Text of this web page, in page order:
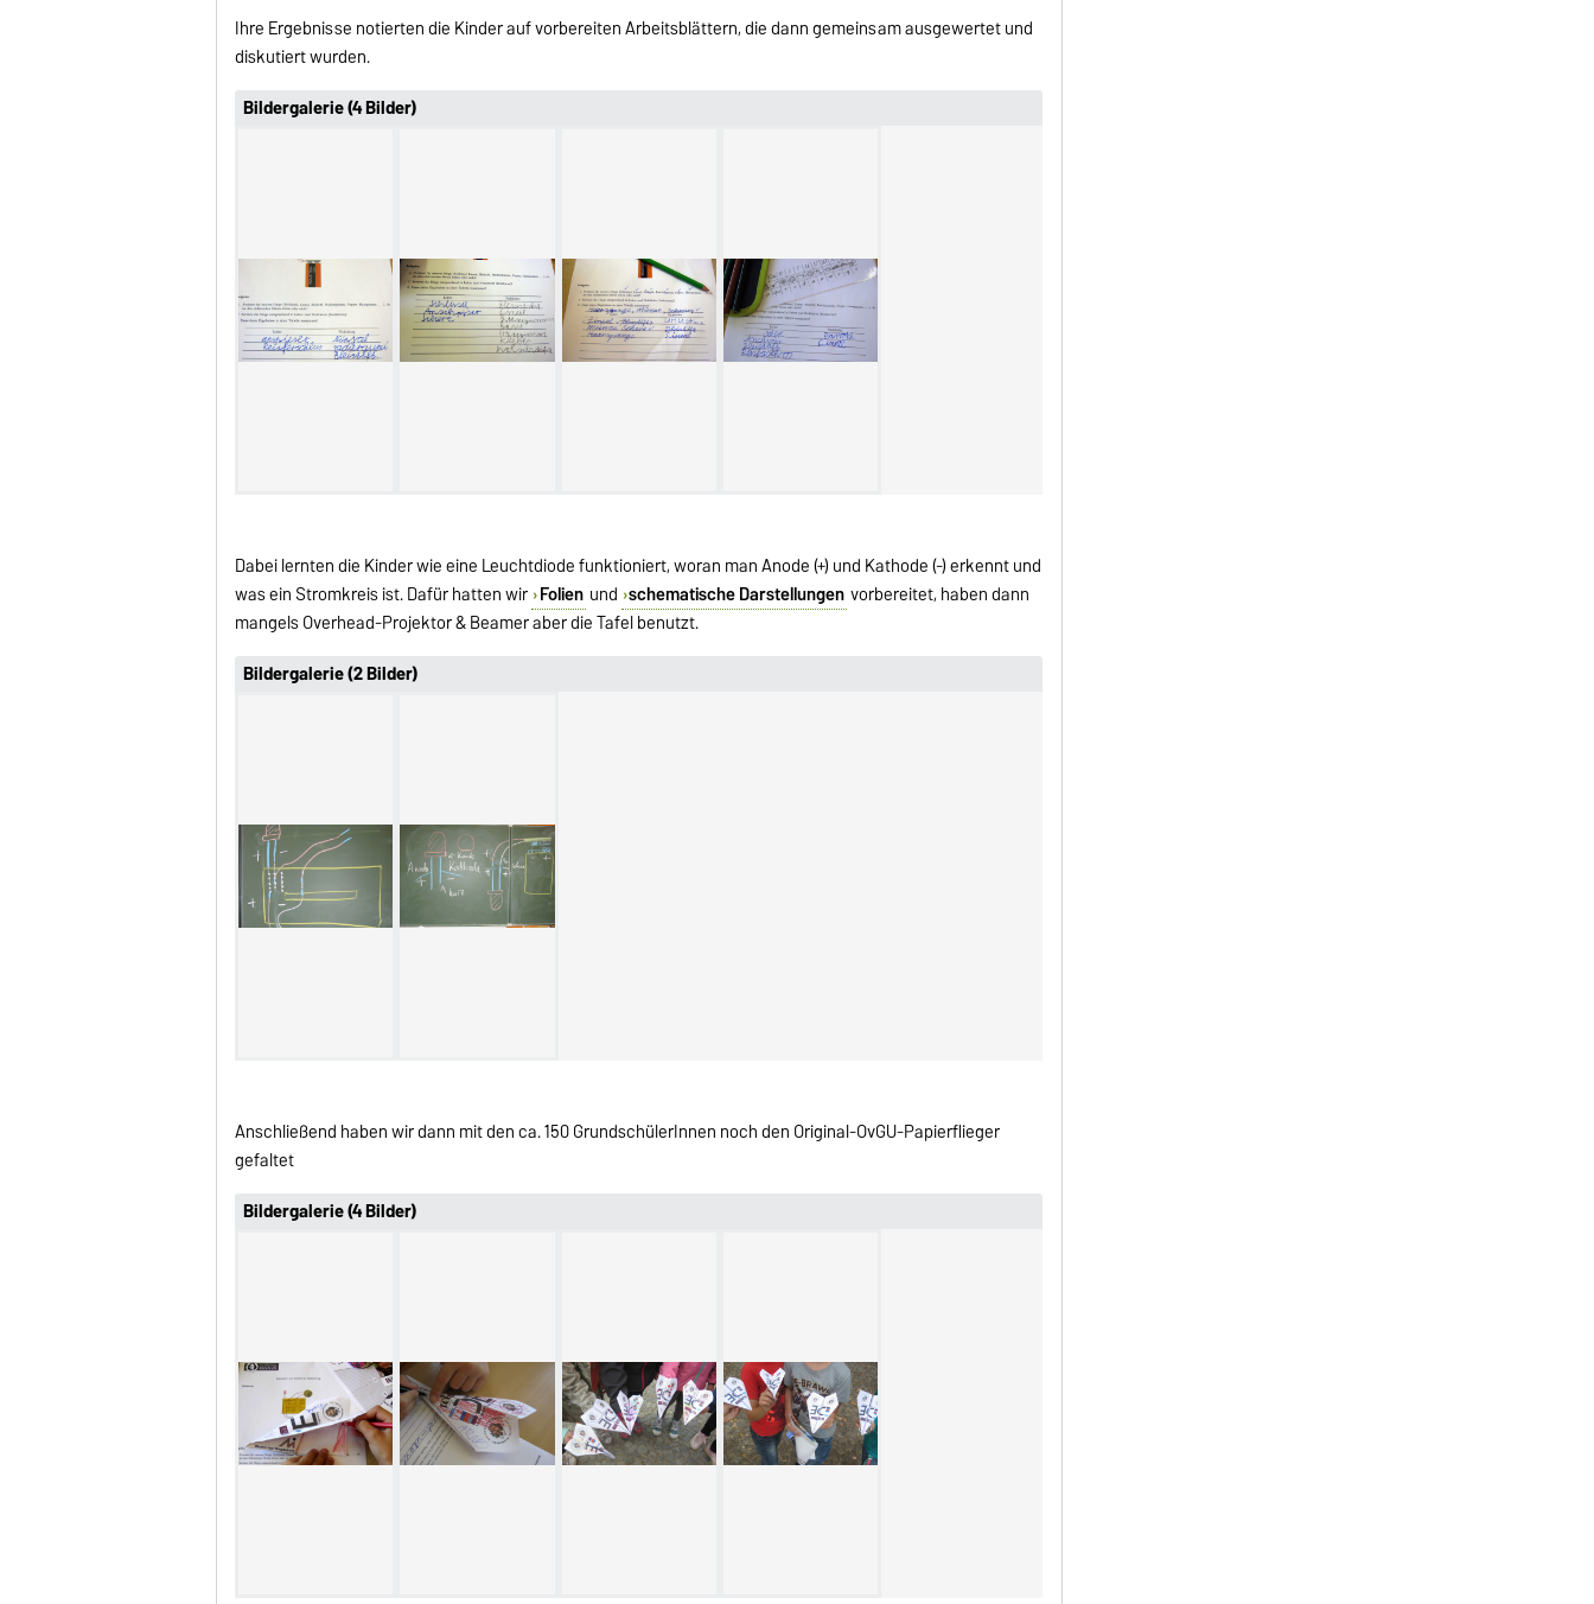
Ihre Ergebnisse notierten die Kinder auf vorbereiten Arbeitsblättern, die dann gemeinsam ausgewertet und
diskutiert wurden.
Bildergalerie (4 Bilder)
Dabei lernten die Kinder wie eine Leuchtdiode funktioniert, woran man Anode (+) und Kathode (-) erkennt und
was ein Stromkreis ist. Dafür hatten wir Folien und schematische Darstellungen vorbereitet, haben dann
mangels Overhead-Projektor & Beamer aber die Tafel benutzt.
Bildergalerie (2 Bilder)
Anschließend haben wir dann mit den ca. 150 GrundschülerInnen noch den Original-OvGU-Papierflieger
gefaltet
Bildergalerie (4 Bilder)